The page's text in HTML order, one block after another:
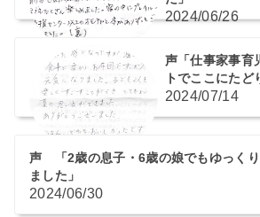
2024/06/26
声「仕事家事育
トでここにたど
2024/07/14
声 「2歳の息子・6歳の娘でもゆっくり
ました」
2024/06/30